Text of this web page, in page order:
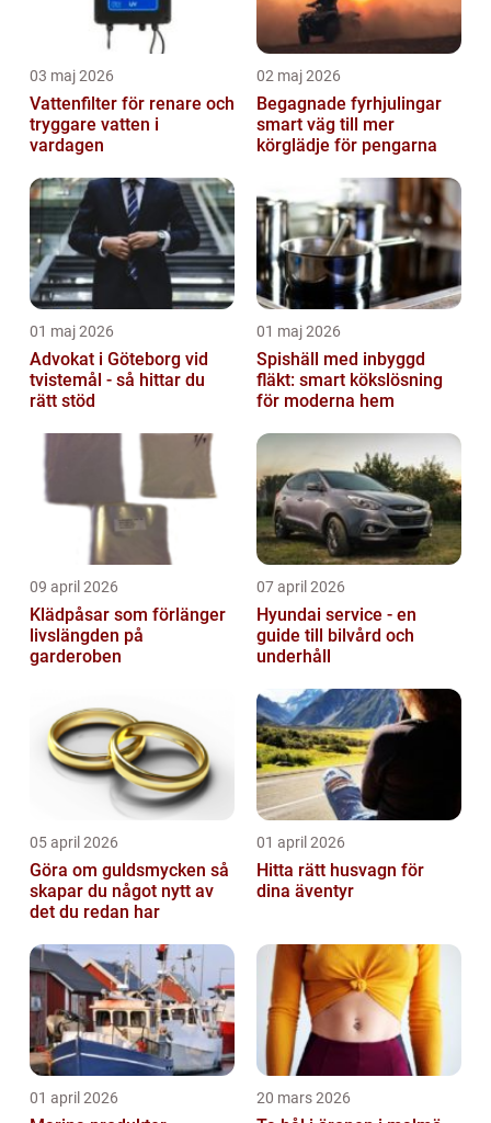
03 maj 2026
Vattenfilter för renare och
tryggare vatten i
vardagen
02 maj 2026
Begagnade fyrhjulingar
smart väg till mer
körglädje för pengarna
01 maj 2026
Advokat i Göteborg vid
tvistemål - så hittar du
rätt stöd
01 maj 2026
Spishäll med inbyggd
fläkt: smart kökslösning
för moderna hem
09 april 2026
Klädpåsar som förlänger
livslängden på
garderoben
07 april 2026
Hyundai service - en
guide till bilvård och
underhåll
05 april 2026
Göra om guldsmycken så
skapar du något nytt av
det du redan har
01 april 2026
Hitta rätt husvagn för
dina äventyr
01 april 2026 20 mars 2026